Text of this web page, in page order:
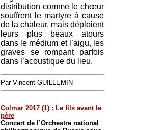
distribution comme le chœur
souffrent le martyre à cause
de la chaleur, mais déploient
leurs plus beaux atours
dans le médium et l’aigu, les
graves se rompant parfois
dans l’acoustique du lieu.
Par Vincent GUILLEMIN
Colmar 2017 (1) : Le fils avant le
père
Concert de l’Orchestre national